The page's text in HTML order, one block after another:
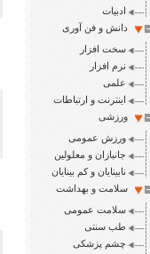
ادبیات
دانش و فن آوری
سخت افزار
نرم افزار
علمی
اینترنت و ارتباطات
ورزشی
ورزش عمومی
جانبازان و معلولین
نابینایان و کم بینایان
سلامت و بهداشت
سلامت عمومی
طب سنتی
چشم پزشکی